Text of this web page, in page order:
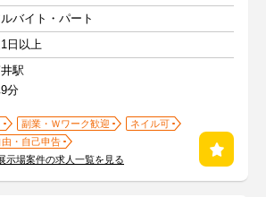
バイト・パート
日以上
駅
分
副業・Ｗワーク歓迎
ネイル可
由・自己申告
場案件の求人一覧を見る